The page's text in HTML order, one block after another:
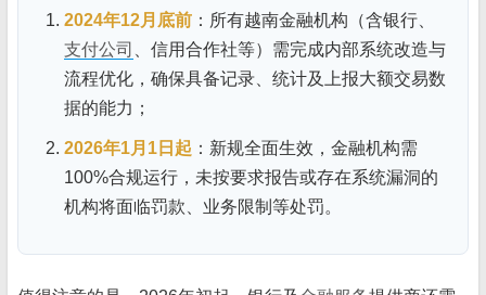
2024年12月底前 ：所有越南金融机构（含银行、
支付公司
、信用合作社等）需完成内部系统改造与
流程优化，确保具备记录、统计及上报大额交易数
据的能力；
2026年1月1日起 ：新规全面生效，金融机构需
100%合规运行，未按要求报告或存在系统漏洞的
机构将面临罚款、业务限制等处罚。